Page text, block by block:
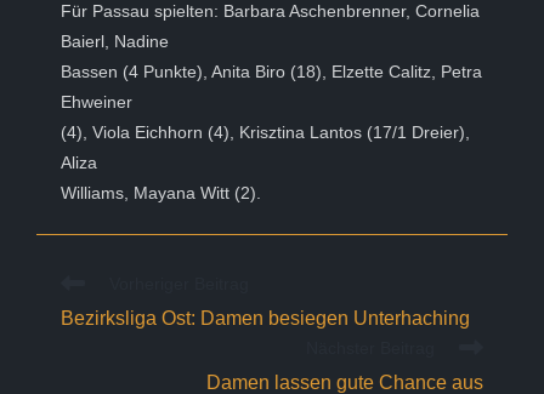
Für Passau spielten: Barbara Aschenbrenner, Cornelia
Baierl, Nadine
Bassen (4 Punkte), Anita Biro (18), Elzette Calitz, Petra
Ehweiner
(4), Viola Eichhorn (4), Krisztina Lantos (17/1 Dreier),
Aliza
Williams, Mayana Witt (2).
ansehen
Bezirksliga Ost: Damen besiegen Unterhaching
Damen lassen gute Chance aus